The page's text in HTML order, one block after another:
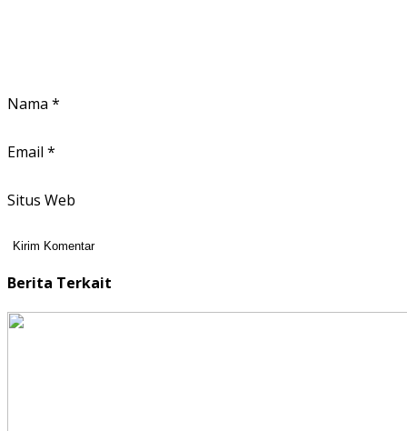
Nama *
Email *
Situs Web
Berita Terkait